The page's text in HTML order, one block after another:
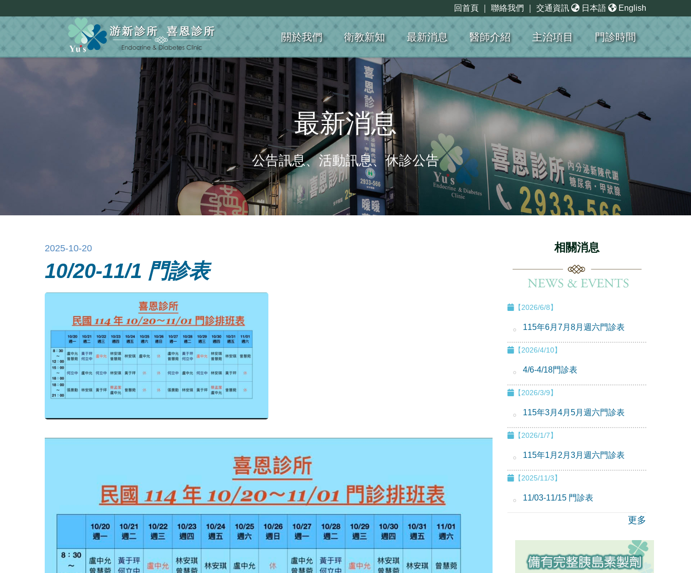
回首頁 聯絡我們 交通資訊 日本語 English
關於我們 衛教新知 最新消息 醫師介紹 主治項目 門診時間
最新消息
公告訊息、活動訊息、休診公告
2025-10-20
10/20-11/1 門診表
相關消息
【2026/6/8】
115年6月7月8月週六門診表
【2026/4/10】
4/6-4/18門診表
【2026/3/9】
115年3月4月5月週六門診表
【2026/1/7】
115年1月2月3月週六門診表
【2025/11/3】
11/03-11/15 門診表
更多